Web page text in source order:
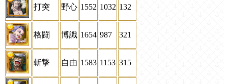
打突 野心 1552 1032 132
格闘 博識 1654 987 321
斬撃 自由 1583 1153 315